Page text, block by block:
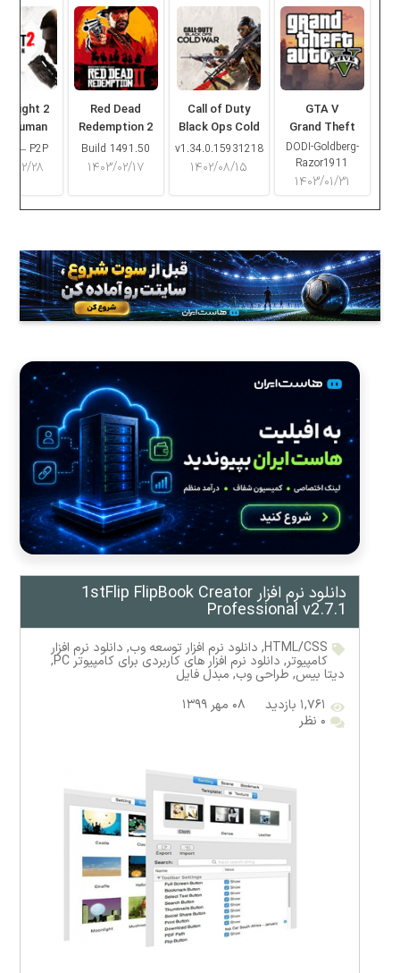
GTA V
Grand Theft
Auto V
DODI-Goldberg-
Razor1911
۱۴۰۳/۰۱/۳۱
Call of Duty
Black Ops Cold
War
v1.34.0.15931218
۱۴۰۲/۰۸/۱۵
Red Dead
Redemption 2
Build 1491.50
۱۴۰۳/۰۲/۱۷
Light 2
Human
– P2P
۱۴۰۳/
دانلود نرم افزار 1stFlip FlipBook Creator
Professional v2.7.1
HTML/CSS
, دانلود نرم افزار توسعه وب, دانلود نرم افزار
کامپیوتر, دانلود نرم افزار های کاربردی برای کامپیوتر PC ,
دیتا بیس, طراحی وب,مبدل فایل
۱,۷۶۱ بازدید
۰۸ مهر ۱۳۹۹
۰ نظر